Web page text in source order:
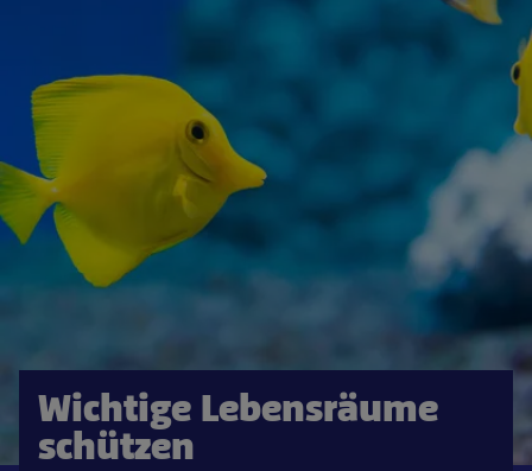
Wichtige Lebensräume
schützen